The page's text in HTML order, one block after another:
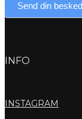
Send din besked
INFO
INSTAGRAM